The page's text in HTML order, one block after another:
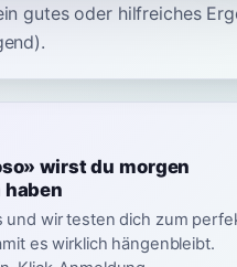
gutes oder hilfreiches
wirst du morgen
und wir testen dich zum
es wirklich hängenbleibt.